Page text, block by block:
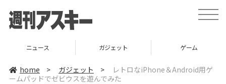
t
o
v
ニュース ガジェット ゲーム
home > ガジェット >
レトロなiPhone＆Android用ゲ
ームパッドでゼビウスを遊んでみた